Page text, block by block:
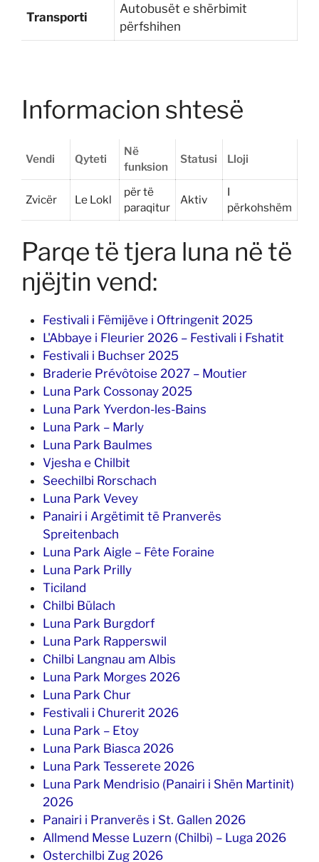
Transporti
Autobusët e shërbimit
përfshihen
Informacion shtesë
Vendi Qyteti
Në
funksion
Statusi Lloji
Zvicër Le Lokl
për të
paraqitur
Aktiv
I
përkohshëm
Parqe të tjera luna në të
njëjtin vend:
Festivali i Fëmijëve i Oftringenit 2025
L'Abbaye i Fleurier 2026 – Festivali i Fshatit
Festivali i Buchser 2025
Braderie Prévôtoise 2027 – Moutier
Luna Park Cossonay 2025
Luna Park Yverdon-les-Bains
Luna Park – Marly
Luna Park Baulmes
Vjesha e Chilbit
Seechilbi Rorschach
Luna Park Vevey
Panairi i Argëtimit të Pranverës
Spreitenbach
Luna Park Aigle – Fête Foraine
Luna Park Prilly
Ticiland
Chilbi Bülach
Luna Park Burgdorf
Luna Park Rapperswil
Chilbi Langnau am Albis
Luna Park Morges 2026
Luna Park Chur
Festivali i Churerit 2026
Luna Park – Etoy
Luna Park Biasca 2026
Luna Park Tesserete 2026
Luna Park Mendrisio (Panairi i Shën Martinit)
2026
Panairi i Pranverës i St. Gallen 2026
Allmend Messe Luzern (Chilbi) – Luga 2026
Osterchilbi Zug 2026